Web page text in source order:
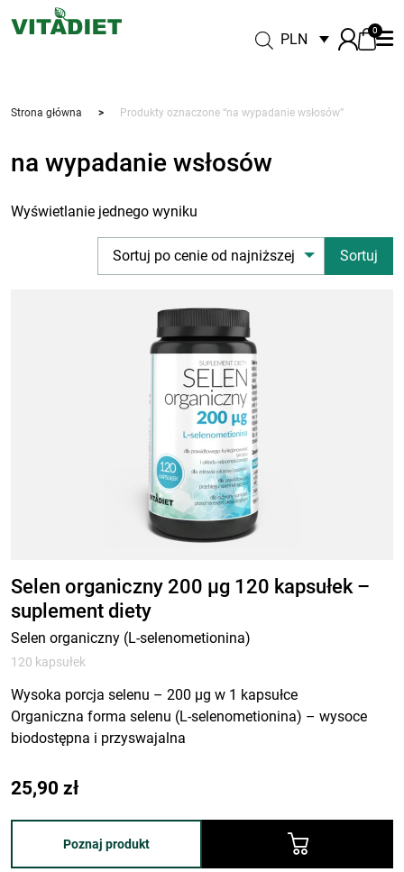
PLN
0
Strona główna > Produkty oznaczone “na wypadanie wsłosów”
na wypadanie wsłosów
Wyświetlanie jednego wyniku
Sortuj po cenie od najniższej
Selen organiczny 200 µg 120 kapsułek –
suplement diety
Selen organiczny (L-selenometionina)
120 kapsułek
Wysoka porcja selenu – 200 µg w 1 kapsułce
Organiczna forma selenu (L-selenometionina) – wysoce
biodostępna i przyswajalna
25,90 zł
Poznaj produkt